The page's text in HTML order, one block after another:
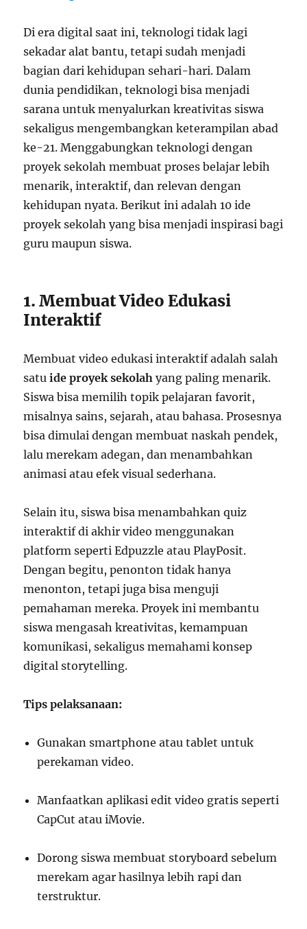
Di era digital saat ini, teknologi tidak lagi
sekadar alat bantu, tetapi sudah menjadi
bagian dari kehidupan sehari-hari. Dalam
dunia pendidikan, teknologi bisa menjadi
sarana untuk menyalurkan kreativitas siswa
sekaligus mengembangkan keterampilan abad
ke-21. Menggabungkan teknologi dengan
proyek sekolah membuat proses belajar lebih
menarik, interaktif, dan relevan dengan
kehidupan nyata. Berikut ini adalah 10 ide
proyek sekolah yang bisa menjadi inspirasi bagi
guru maupun siswa.
1. Membuat Video Edukasi
Interaktif
Membuat video edukasi interaktif adalah salah
satuide proyek sekolah yang paling menarik.
Siswa bisa memilih topik pelajaran favorit,
misalnya sains, sejarah, atau bahasa. Prosesnya
bisa dimulai dengan membuat naskah pendek,
lalu merekam adegan, dan menambahkan
animasi atau efek visual sederhana.
Selain itu, siswa bisa menambahkan quiz
interaktif di akhir video menggunakan
platform seperti Edpuzzle atau PlayPosit.
Dengan begitu, penonton tidak hanya
menonton, tetapi juga bisa menguji
pemahaman mereka. Proyek ini membantu
siswa mengasah kreativitas, kemampuan
komunikasi, sekaligus memahami konsep
digital storytelling.
Tips pelaksanaan:
Gunakan smartphone atau tablet untuk
perekaman video.
Manfaatkan aplikasi edit video gratis seperti
CapCut atau iMovie.
Dorong siswa membuat storyboard sebelum
merekam agar hasilnya lebih rapi dan
terstruktur.